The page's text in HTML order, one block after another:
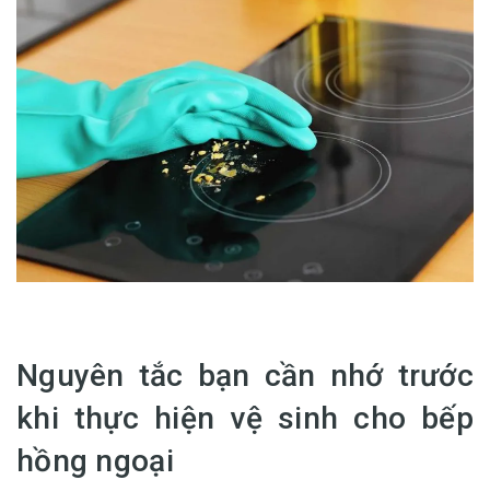
Nguyên tắc bạn cần nhớ trước
khi thực hiện vệ sinh cho bếp
hồng ngoại